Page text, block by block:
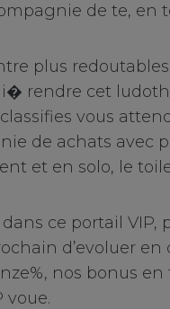
de te, en
plus
rendre cet
vous
de achats avec
et en solo, le
ce portail VIP,
d’evoluer
nos bonus
voue.